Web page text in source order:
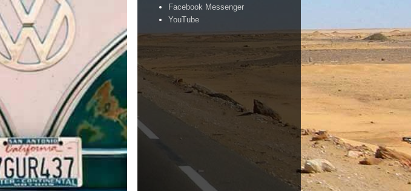
Facebook Messenger
YouTube